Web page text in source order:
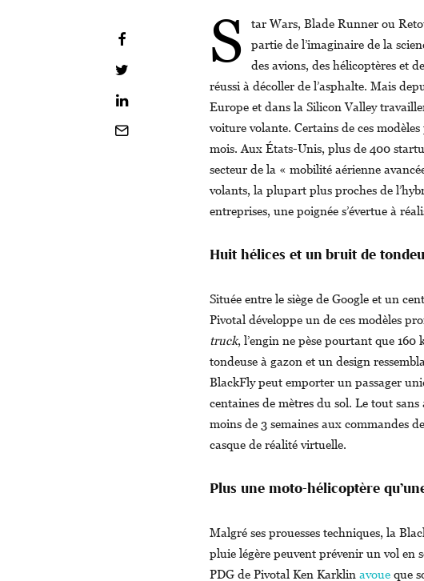
S tar Wars, Blade Runner ou
partie de l’imaginaire de la
des avions, des hélicoptères et
réussi à décoller de l’asphalte. Mais
Europe et dans la Silicon Valley
voiture volante. Certains de ces
mois. Aux États-Unis, plus de 400
secteur de la « mobilité aérienne
volants, la plupart plus proches de
entreprises, une poignée s’évertue à
Huit hélices et un bruit de
Située entre le siège de Google et un
Pivotal développe un de ces modèles
truck, l’engin ne pèse pourtant que
tondeuse à gazon et un design
BlackFly peut emporter un passager
centaines de mètres du sol. Le tout
moins de 3 semaines aux commandes
casque de réalité virtuelle.
Plus une moto-hélicoptère
Malgré ses prouesses techniques, la
pluie légère peuvent prévenir un vol en
PDG de Pivotal Ken Karklinavoueque